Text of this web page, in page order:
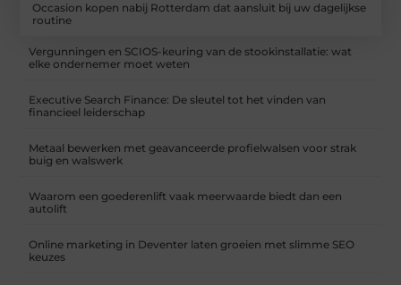
Occasion kopen nabij Rotterdam dat aansluit bij uw dagelijkse
routine
Vergunningen en SCIOS-keuring van de stookinstallatie: wat
elke ondernemer moet weten
Executive Search Finance: De sleutel tot het vinden van
financieel leiderschap
Metaal bewerken met geavanceerde profielwalsen voor strak
buig en walswerk
Waarom een goederenlift vaak meerwaarde biedt dan een
autolift
Online marketing in Deventer laten groeien met slimme SEO
keuzes